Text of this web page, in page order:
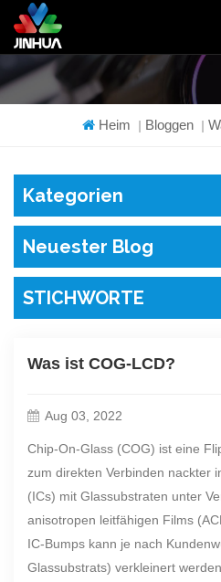
Heim | Bloggen |
Kategorien
Neuester Blog
STICHWORTE
Was ist COG-LCD?
Aug 03, 2022
Chip-On-Glass (COG) ist eine
zum direkten Verbinden nackter
(ICs) mit Glassubstraten unter
anisotropen leitfähigen Films
IC-Bumps kann je nach
Glassubstrats) verkleinert